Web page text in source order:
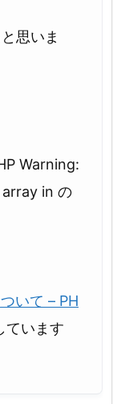
思いま
Warning:
in の
いて – PH
ています